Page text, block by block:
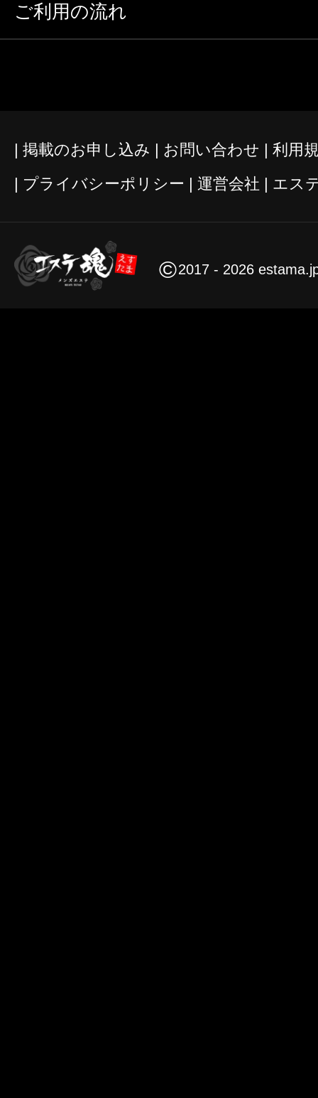
ご利用の流れ
掲載のお申し込み お問い合わせ
利用
プライバシーポリシー
運営会社 エス
©2017 - 2026